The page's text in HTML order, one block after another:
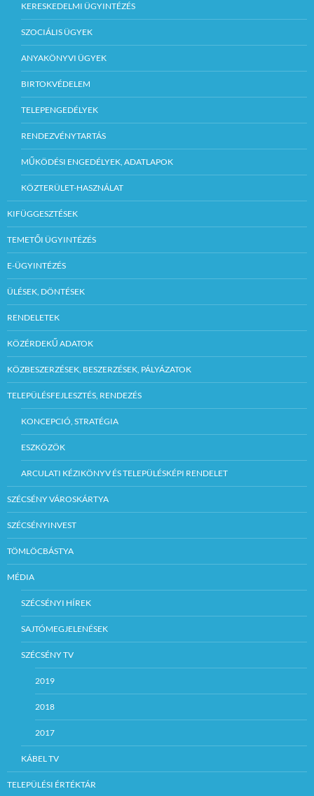
KERESKEDELMI ÜGYINTÉZÉS
SZOCIÁLIS ÜGYEK
ANYAKÖNYVI ÜGYEK
BIRTOKVÉDELEM
TELEPENGEDÉLYEK
RENDEZVÉNYTARTÁS
MŰKÖDÉSI ENGEDÉLYEK, ADATLAPOK
KÖZTERÜLET-HASZNÁLAT
KIFÜGGESZTÉSEK
TEMETŐI ÜGYINTÉZÉS
E-ÜGYINTÉZÉS
ÜLÉSEK, DÖNTÉSEK
RENDELETEK
KÖZÉRDEKŰ ADATOK
KÖZBESZERZÉSEK, BESZERZÉSEK, PÁLYÁZATOK
TELEPÜLÉSFEJLESZTÉS, RENDEZÉS
KONCEPCIÓ, STRATÉGIA
ESZKÖZÖK
ARCULATI KÉZIKÖNYV ÉS TELEPÜLÉSKÉPI RENDELET
SZÉCSÉNY VÁROSKÁRTYA
SZÉCSÉNYINVEST
TÖMLÖCBÁSTYA
MÉDIA
SZÉCSÉNYI HÍREK
SAJTÓMEGJELENÉSEK
SZÉCSÉNY TV
2019
2018
2017
KÁBEL TV
TELEPÜLÉSI ÉRTÉKTÁR